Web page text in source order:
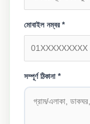
মোবাইল নম্বর *
সম্পূর্ণ ঠিকানা *